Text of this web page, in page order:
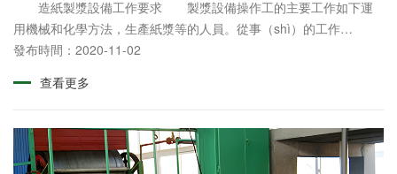
造紙製漿設備工作要求 製漿設備操作工的主要工作如下運
用機械和化學方法，生產紙漿等的人員。從事（shì）的工作
（zuò）主要包括：(1)操作磨木機（jī），將木段加壓磨成
發布時間：2020-11-02
查看更多